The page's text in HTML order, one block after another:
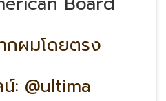
กผมโดยตรง
: @ultima